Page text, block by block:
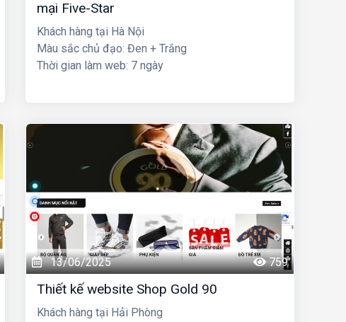
mại Five-Star
Khách hàng tại Hà Nội
Màu sắc chủ đạo: Đen + Trắng
Thời gian làm web: 7 ngày
13/06/2025 759
Thiết kế website Shop Gold 90
Khách hàng tại Hải Phòng